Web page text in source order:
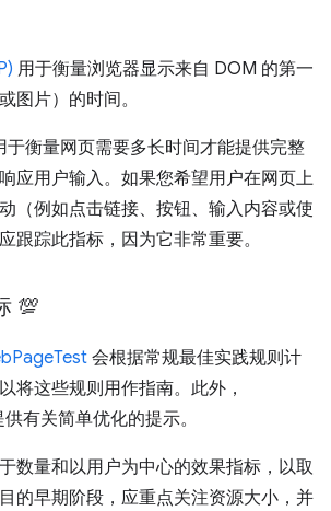
用于衡量浏览器显示来自 DOM 的第一
图片）的时间。
于衡量网页需要多长时间才能提供完整
应用户输入。如果您希望用户在网页上
（例如点击链接、按钮、输入内容或使
跟踪此指标，因为它非常重要。
💯
会根据常规最佳实践规则计
将这些规则用作指南。此外，
有关简单优化的提示。
数量和以用户为中心的效果指标，以取
的早期阶段，应重点关注资源大小，并